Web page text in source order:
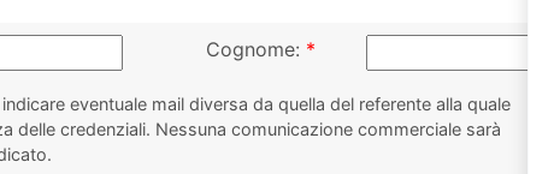
Cognome: *
eventuale mail diversa da quella del referente alla quale
delle credenziali. Nessuna comunicazione commerciale sarà